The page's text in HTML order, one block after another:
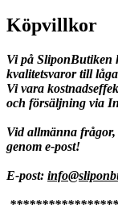
Köpvillkor
Vi på SliponButiken
kvalitetsvaror till
Vi vara
och försäljning via
Vid allmänna
genom e-post!
E-post: